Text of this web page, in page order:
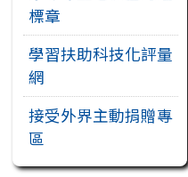
標章
學習扶助科技化評量
網
接受外界主動捐贈專
區